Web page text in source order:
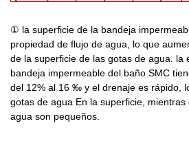
① la superficie de la bandeja
propiedad de flujo de agua, lo que
de la superficie de las gotas de agua. la
bandeja impermeable del baño SMC
del 12% al 16 ‰ y el drenaje es rápido,
gotas de agua En la superficie,
agua son pequeños.